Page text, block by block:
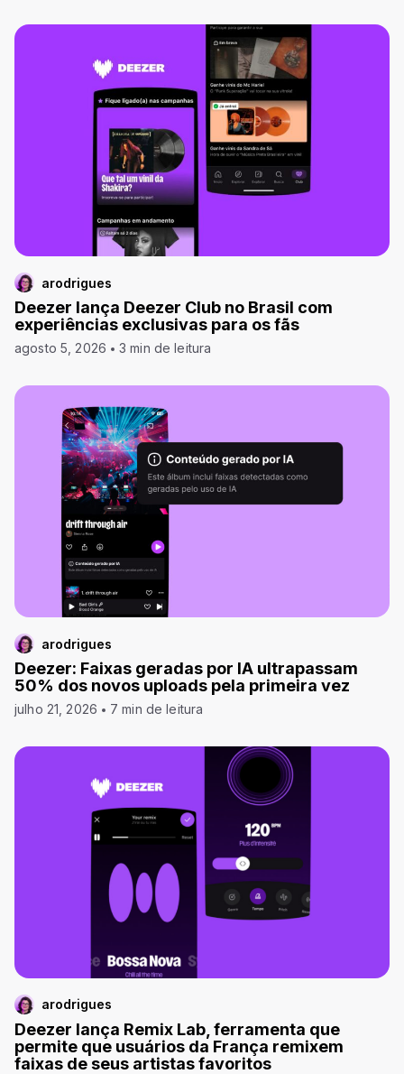
arodrigues
Deezer lança Deezer Club no Brasil com
experiências exclusivas para os fãs
agosto 5, 2026 3 min de leitura
arodrigues
Deezer: Faixas geradas por IA ultrapassam
50% dos novos uploads pela primeira vez
julho 21, 2026 7 min de leitura
arodrigues
Deezer lança Remix Lab, ferramenta que
permite que usuários da França remixem
faixas de seus artistas favoritos